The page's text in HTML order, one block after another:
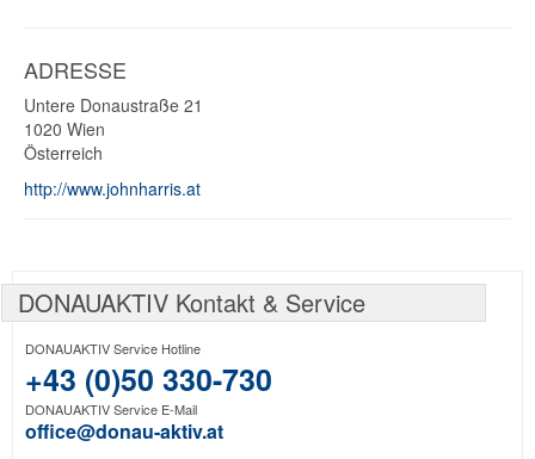
ADRESSE
Untere Donaustraße 21
1020 Wien
Österreich
http://www.johnharris.at
DONAUAKTIV Kontakt & Service
DONAUAKTIV Service Hotline
+43 (0)50 330-730
DONAUAKTIV Service E-Mail
office@donau-aktiv.at